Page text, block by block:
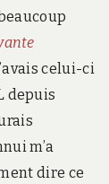
celui-ci
depuis
m’a
dire ce